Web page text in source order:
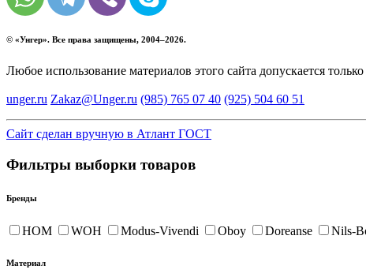
© «Унгер». Все права защищены, 2004–2026.
Любое использование материалов этого сайта допускается
unger.ru Zakaz@Unger.ru (985) 765 07 40 (925) 504 60 51
Сайт сделан вручную в Атлант ГОСТ
Фильтры выборки товаров
Бренды
HOM WOH Modus-Vivendi Oboy Doreanse Nils-
Материал